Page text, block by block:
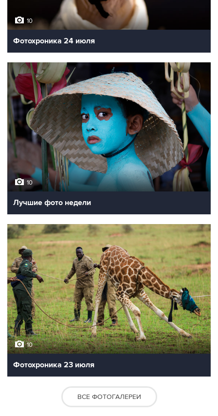
10
Фотохроника 24 июля
10
Лучшие фото недели
10
Фотохроника 23 июля
ВСЕ ФОТОГАЛЕРЕИ